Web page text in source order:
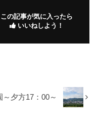
この記事が気に入ったら
いいねしよう！
～夕方17：00～